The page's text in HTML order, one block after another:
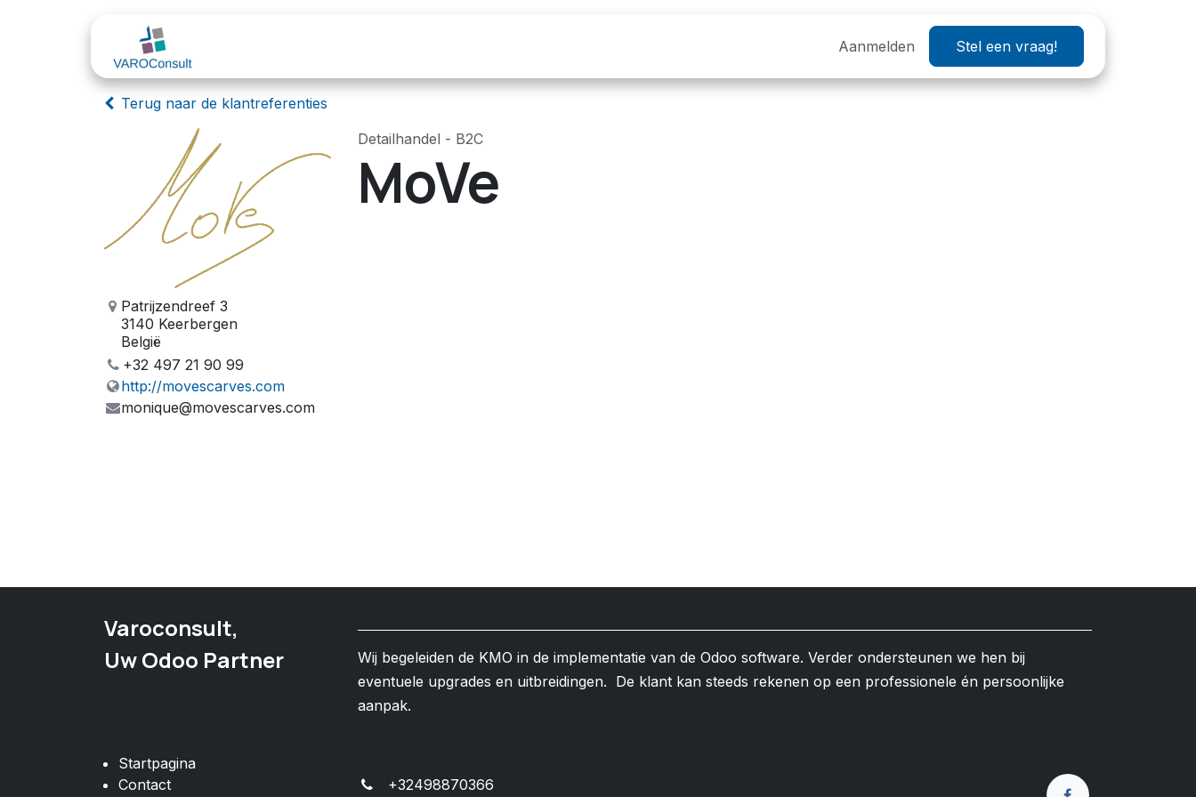
Helpdesk OXP 2026 Wij zoeken
Aanmelden Stel een vraag!
Terug naar de klantreferenties
Patrijzendreef 3
3140 Keerbergen
België
+32 497 21 90 99
http://movescarves.com
monique@movescarves.com
Detailhandel - B2C
MoVe
Varoconsult,
Uw Odoo Partner
Wij begeleiden de KMO in de implementatie van de Odoo software. Verder ondersteunen we hen bij
eventuele upgrades en uitbreidingen. De klant kan steeds rekenen op een professionele én persoonlijke
aanpak.
Startpagina
Contact
+32498870366